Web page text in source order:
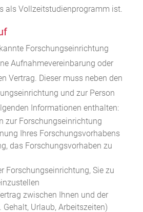
als Vollzeitstudienprogramm ist.
Forschungseinrichtung
Aufnahmevereinbarung oder
Vertrag. Dieser muss neben den
und zur Person
Informationen enthalten:
zur Forschungseinrichtung
Ihres Forschungsvorhabens
das Forschungsvorhaben zu
Forschungseinrichtung, Sie zu
zwischen Ihnen und der
Gehalt, Urlaub, Arbeitszeiten)